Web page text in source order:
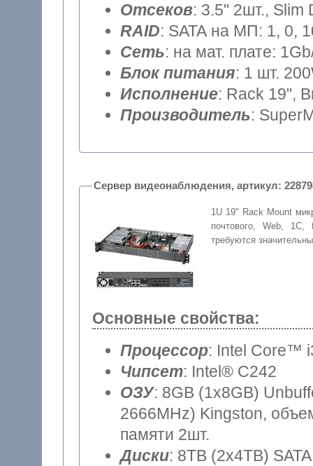
Отсеков: 3.5" 2шт., Slim
RAID: SATA на МП: 1, 0,
Сеть: на мат. плате:
Блок питания: 1 шт.
Исполнение: Rack 19",
Производитель:
Сервер видеонаблюдения,
1U 19" Rack Mount
почтового, Web, 1С,
требуются
Основные свойства:
Процессор: Intel Core™
Чипсет: Intel® C242
ОЗУ: 8GB (1x8GB)
2666MHz) Kingston,
памяти 2шт.
Диски: 8TB (2x4TB)